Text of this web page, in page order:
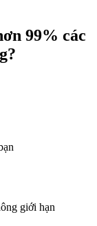
99% các
giới hạn